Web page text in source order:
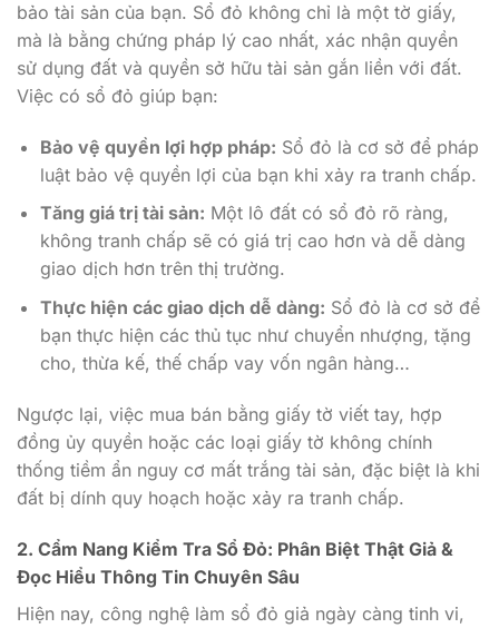
bảo tài sản của bạn. Sổ đỏ không chỉ là một tờ giấy,
mà là bằng chứng pháp lý cao nhất, xác nhận quyền
sử dụng đất và quyền sở hữu tài sản gắn liền với đất.
Việc có sổ đỏ giúp bạn:
Bảo vệ quyền lợi hợp pháp: Sổ đỏ là cơ sở để pháp
luật bảo vệ quyền lợi của bạn khi xảy ra tranh chấp.
Tăng giá trị tài sản: Một lô đất có sổ đỏ rõ ràng,
không tranh chấp sẽ có giá trị cao hơn và dễ dàng
giao dịch hơn trên thị trường.
Thực hiện các giao dịch dễ dàng: Sổ đỏ là cơ sở để
bạn thực hiện các thủ tục như chuyển nhượng, tặng
cho, thừa kế, thế chấp vay vốn ngân hàng…
Ngược lại, việc mua bán bằng giấy tờ viết tay, hợp
đồng ủy quyền hoặc các loại giấy tờ không chính
thống tiềm ẩn nguy cơ mất trắng tài sản, đặc biệt là khi
đất bị dính quy hoạch hoặc xảy ra tranh chấp.
2. Cẩm Nang Kiểm Tra Sổ Đỏ: Phân Biệt Thật Giả &
Đọc Hiểu Thông Tin Chuyên Sâu
Hiện nay, công nghệ làm sổ đỏ giả ngày càng tinh vi,